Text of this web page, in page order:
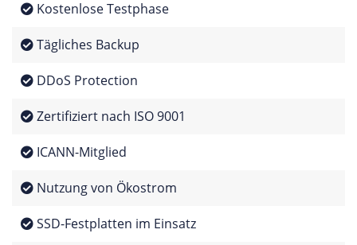
Kostenlose Testphase
Tägliches Backup
DDoS Protection
Zertifiziert nach ISO 9001
ICANN-Mitglied
Nutzung von Ökostrom
SSD-Festplatten im Einsatz